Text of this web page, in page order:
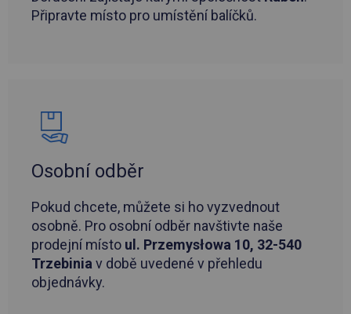
Připravte místo pro umístění balíčků.
Osobní odběr
Pokud chcete, můžete si ho vyzvednout
osobně. Pro osobní odběr navštivte naše
prodejní místo ul. Przemysłowa 10, 32-540
Trzebiniav době uvedené v přehledu
objednávky.